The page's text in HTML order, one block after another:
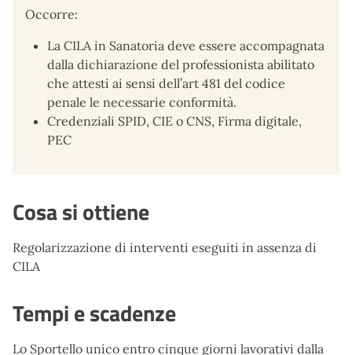
Occorre:
La CILA in Sanatoria deve essere accompagnata
dalla dichiarazione del professionista abilitato
che attesti ai sensi dell’art 481 del codice
penale le necessarie conformità.
Credenziali SPID, CIE o CNS, Firma digitale,
PEC
Cosa si ottiene
Regolarizzazione di interventi eseguiti in assenza di
CILA
Tempi e scadenze
Lo Sportello unico entro cinque giorni lavorativi dalla